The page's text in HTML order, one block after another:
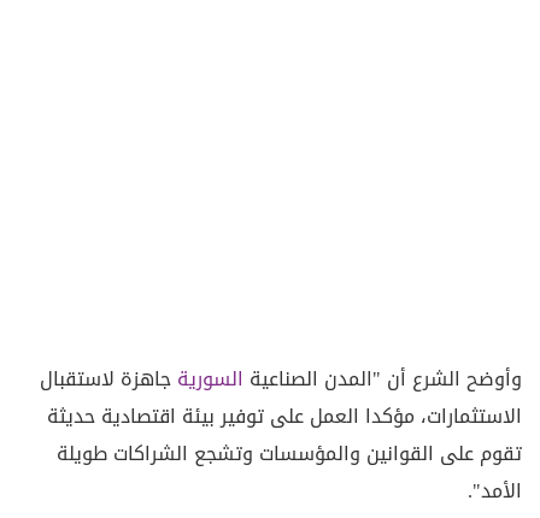
وأوضح الشرع أن "المدن الصناعية السوريةجاهزة لاستقبال
الاستثمارات، مؤكدا العمل على توفير بيئة اقتصادية حديثة
تقوم على القوانين والمؤسسات وتشجع الشراكات طويلة
الأمد".